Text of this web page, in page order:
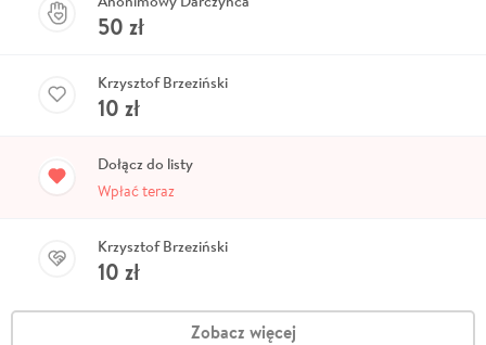
50 zł
Krzysztof Brzeziński
10 zł
Dołącz do listy
Wpłać teraz
Krzysztof Brzeziński
10 zł
Zobacz więcej